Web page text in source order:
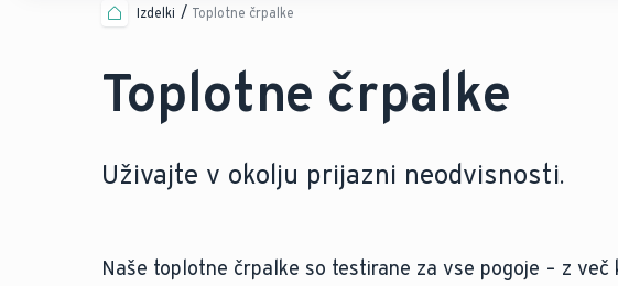
Izdelki Toplotne črpalke
Toplotne črpalke
Uživajte v okolju prijazni neodvisnosti.
Naše toplotne črpalke so testirane za vse pogoje – z